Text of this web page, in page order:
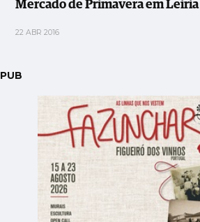
Mercado de Primavera em Leiria
22 ABR 2016
PUB